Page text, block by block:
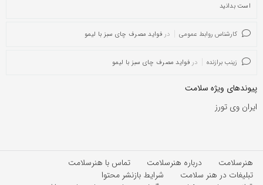
است بدانید
کارشناس روابط عمومی در فواید مصرف چای سبز با لیمو
زینب برازنده در فواید مصرف چای سبز با لیمو
پیوندهای ویژه سلامت
ایران وی تورز
هنرسلامت درباره هنرسلامت
تماس با هنرسلامت
تبلیغات در هنر سلامت
شرایط بازنشر محتوا